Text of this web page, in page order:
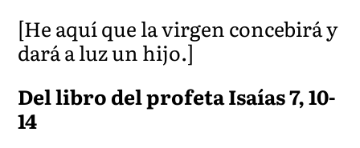
[He aquí que la virgen concebirá y
dará a luz un hijo.]
Del libro del profeta Isaías 7, 10-
14